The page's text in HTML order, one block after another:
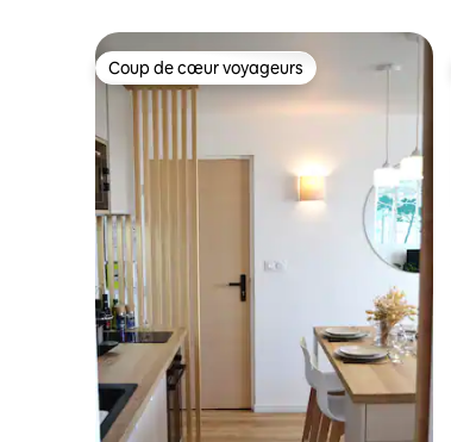
Coup de cœur voyageurs
Coup de cœur voyageurs